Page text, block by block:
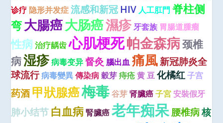
诊疗 隐形并发症 流感和新冠 HIV 人工肛門 脊柱侧
弯大腸癌大肠癌濕疹牙套族 胃腸道腫瘤
性病 治疗龋齿 心肌梗死帕金森病颈椎
病湿疹病毒变异 督灸 腦出血 痛風新冠肺炎全
球流行病毒變異 傳染病 穀芽 痔疮 黄 豆 化橘红子宫
药酒甲狀腺癌梅毒 谷芽 肾臟癌 子宮 安裝假牙
肺小结节白血病 腎臟癌 老年痴呆腰椎病核